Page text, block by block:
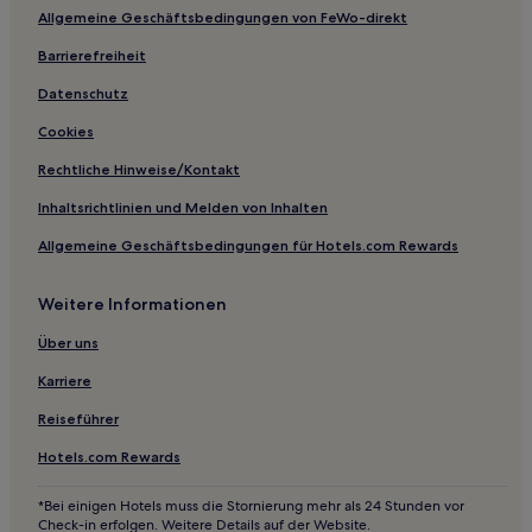
Hotels nahe Baopu Taoist Temple
Hotels nahe Qingchun-Platz-Station
Hotels nahe Phönix-Moschee
Hotels nahe U-Bahn-Station Hangfachang
Hotels nahe U-Bahn-Station Xingqiao
Hotels nahe Hangzhou Convention and Exhibition Center
Gasthäuser in Zhoushan
B&B in Huzhou
Gasthäuser in Hangzhou
Allgemeine Geschäftsbedingungen von FeWo-direkt
Barrierefreiheit
Datenschutz
Cookies
Rechtliche Hinweise/Kontakt
Inhaltsrichtlinien und Melden von Inhalten
Allgemeine Geschäftsbedingungen für Hotels.com Rewards
Weitere Informationen
Über uns
Karriere
Reiseführer
Hotels.com Rewards
*Bei einigen Hotels muss die Stornierung mehr als 24 Stunden vor
Check-in erfolgen. Weitere Details auf der Website.